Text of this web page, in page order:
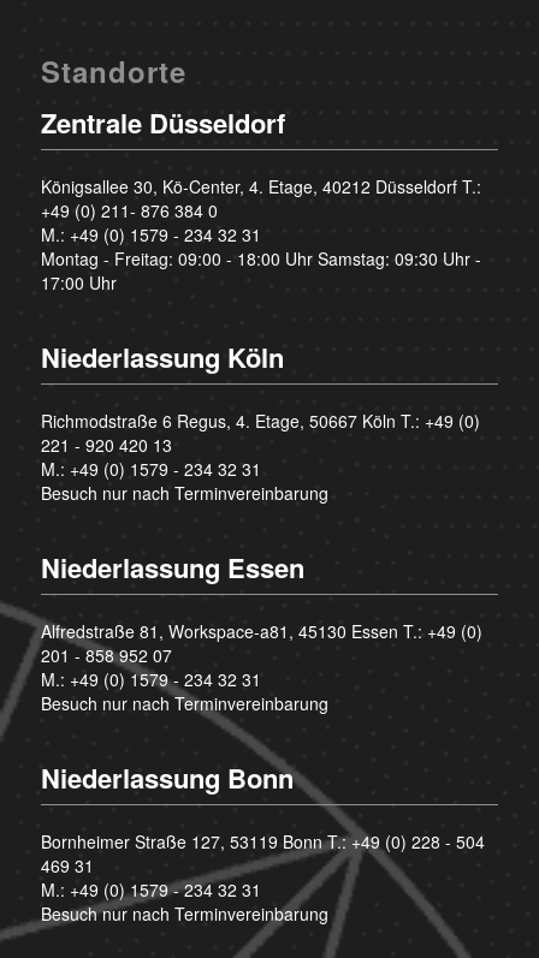
Standorte
Zentrale Düsseldorf
Königsallee 30, Kö-Center, 4. Etage, 40212 Düsseldorf T.:
+49 (0) 211- 876 384 0
M.: +49 (0) 1579 - 234 32 31
Montag - Freitag: 09:00 - 18:00 Uhr Samstag: 09:30 Uhr -
17:00 Uhr
Niederlassung Köln
Richmodstraße 6 Regus, 4. Etage, 50667 Köln T.: +49 (0)
221 - 920 420 13
M.: +49 (0) 1579 - 234 32 31
Besuch nur nach Terminvereinbarung
Niederlassung Essen
Alfredstraße 81, Workspace-a81, 45130 Essen T.: +49 (0)
201 - 858 952 07
M.: +49 (0) 1579 - 234 32 31
Besuch nur nach Terminvereinbarung
Niederlassung Bonn
Bornheimer Straße 127, 53119 Bonn T.:+49 (0) 228 - 504
469 31
M.: +49 (0) 1579 - 234 32 31
Besuch nur nach Terminvereinbarung